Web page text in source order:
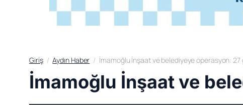
Giriş Aydın Haber İmamoğlu İnşaat ve belediyeye operasyon: 27
İmamoğlu İnşaat ve